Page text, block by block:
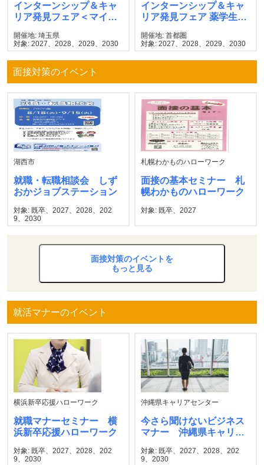
インターンシップ＆キャ
リア発見フェア＜マイナ
開催地: 埼玉県
対象: 2027、2028、2029、2030
インターンシップ＆キャ
リア発見フェア 薬学生
開催地: 首都圏
対象: 2027、2028、2029、2030
面接対策のイベント
湖西市
就職・転職相談会 しず
おかジョブステーション
対象: 既卒、2027、2028、202
9、2030
札幌わかものハローワーク
面接の基本セミナー 札
幌わかものハローワーク
対象: 既卒、2027
面接対策のイベントを
もっと見る
就活マナーのイベント
横浜新卒応援ハローワーク
就職マナーセミナー 横
浜新卒応援ハローワーク
対象: 既卒、2027、2028、202
9、2030
沖縄県キャリアセンター
今さら聞けないビジネス
マナー 沖縄県キャリア
対象: 既卒、2027、2028、202
9、2030